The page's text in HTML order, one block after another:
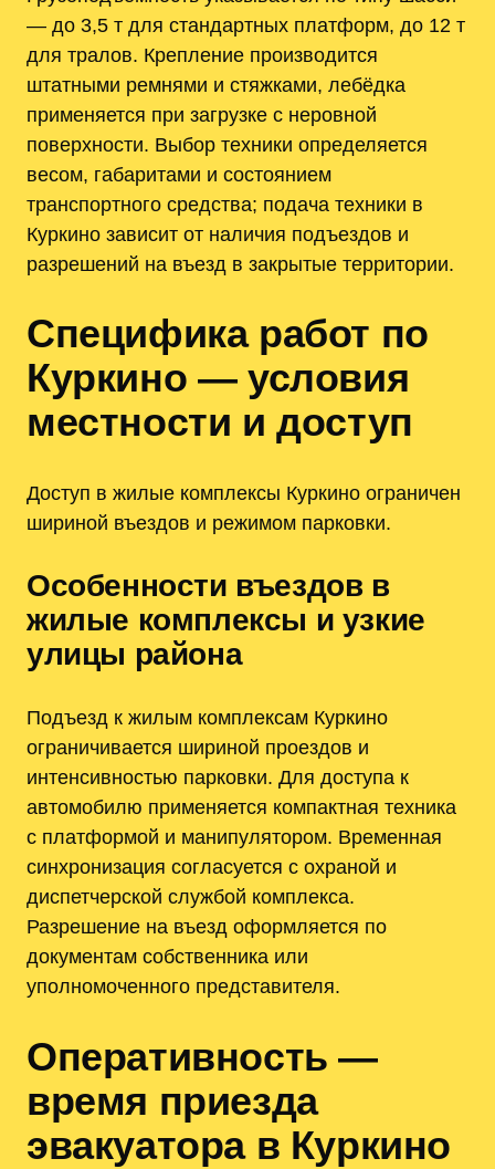
— до 3,5 т для стандартных платформ, до 12 т
для тралов. Крепление производится
штатными ремнями и стяжками, лебёдка
применяется при загрузке с неровной
поверхности. Выбор техники определяется
весом, габаритами и состоянием
транспортного средства; подача техники в
Куркино зависит от наличия подъездов и
разрешений на въезд в закрытые территории.
Специфика работ по
Куркино — условия
местности и доступ
Доступ в жилые комплексы Куркино ограничен
шириной въездов и режимом парковки.
Особенности въездов в
жилые комплексы и узкие
улицы района
Подъезд к жилым комплексам Куркино
ограничивается шириной проездов и
интенсивностью парковки. Для доступа к
автомобилю применяется компактная техника
с платформой и манипулятором. Временная
синхронизация согласуется с охраной и
диспетчерской службой комплекса.
Разрешение на въезд оформляется по
документам собственника или
уполномоченного представителя.
Оперативность —
время приезда
эвакуатора в Куркино